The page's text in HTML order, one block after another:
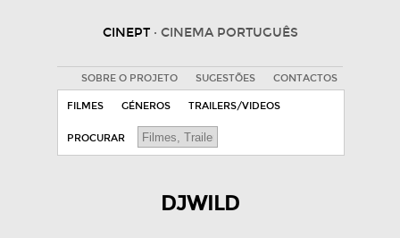
CINEPT · CINEMA PORTUGUÊS
SOBRE O PROJETO SUGESTÕES CONTACTOS
FILMES GÉNEROS TRAILERS/VIDEOS
PROCURAR
DJWILD